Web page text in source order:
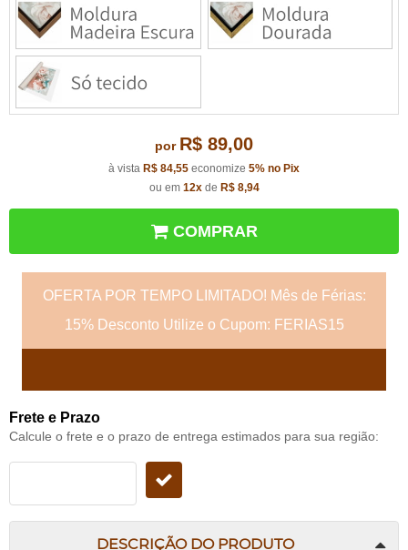
por R$ 89,00
à vista R$ 84,55 economize 5% no Pix
ou em 12xde R$ 8,94
COMPRAR
OFERTA POR TEMPO LIMITADO! Mês de Férias:
15% Desconto Utilize o Cupom: FERIAS15
Frete e Prazo
Calcule o frete e o prazo de entrega estimados para sua região:
DESCRIÇÃO DO PRODUTO